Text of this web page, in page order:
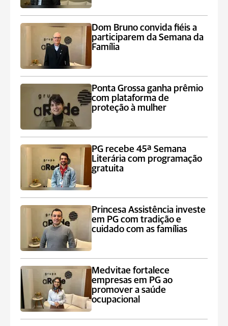
Dom Bruno convida fiéis a
participarem da Semana da
Família
Ponta Grossa ganha prêmio
com plataforma de
proteção à mulher
PG recebe 45ª Semana
Literária com programação
gratuita
Princesa Assistência investe
em PG com tradição e
cuidado com as famílias
Medvitae fortalece
empresas em PG ao
promover a saúde
ocupacional